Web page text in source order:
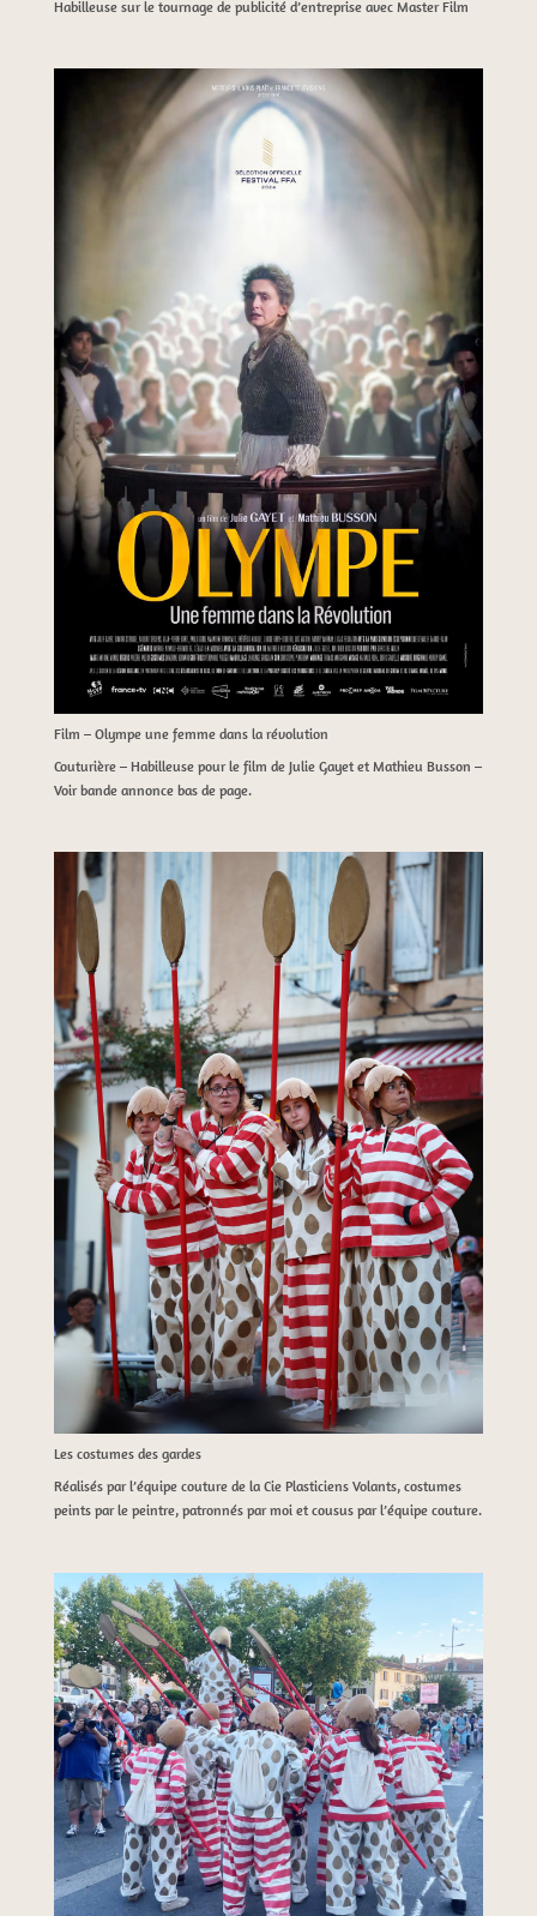
Habilleuse sur le tournage de publicité d’entreprise avec Master Film
Film – Olympe une femme dans la révolution
Couturière – Habilleuse pour le film de Julie Gayet et Mathieu Busson –
Voir bande annonce bas de page.
Les costumes des gardes
Réalisés par l’équipe couture de la Cie Plasticiens Volants, costumes
peints par le peintre, patronnés par moi et cousus par l’équipe couture.